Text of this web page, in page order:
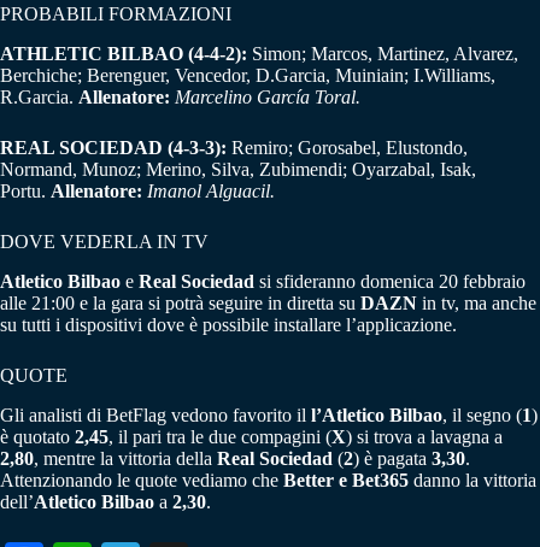
PROBABILI FORMAZIONI
ATHLETIC BILBAO (4-4-2): Simon; Marcos, Martinez, Alvarez,
Berchiche; Berenguer, Vencedor, D.Garcia, Muiniain; I.Williams,
R.Garcia. Allenatore: Marcelino García Toral.
REAL SOCIEDAD (4-3-3): Remiro; Gorosabel, Elustondo,
Normand, Munoz; Merino, Silva, Zubimendi; Oyarzabal, Isak,
Portu. Allenatore: Imanol Alguacil.
DOVE VEDERLA IN TV
Atletico Bilbao e Real Sociedad si sfideranno domenica 20 febbraio
alle 21:00 e la gara si potrà seguire in diretta su DAZN in tv, ma anche
su tutti i dispositivi dove è possibile installare l’applicazione.
QUOTE
Gli analisti di BetFlag vedono favorito il l’Atletico Bilbao, il segno (1)
è quotato 2,45, il pari tra le due compagini (X) si trova a lavagna a
2,80, mentre la vittoria della Real Sociedad (2) è pagata 3,30.
Attenzionando le quote vediamo che Better e Bet365 danno la vittoria
dell’Atletico Bilbao a 2,30.